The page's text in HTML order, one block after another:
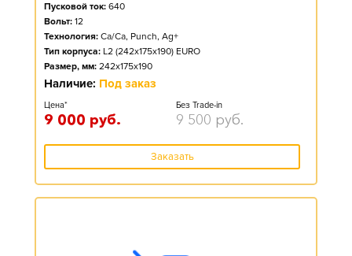
Пусковой ток: 640
Вольт: 12
Технология: Ca/Ca, Punch, Ag+
Тип корпуса: L2 (242x175x190) EURO
Размер, мм: 242x175x190
Наличие: Под заказ
Цена*
9 000 руб.
Без Trade-in
9 500 руб.
Заказать